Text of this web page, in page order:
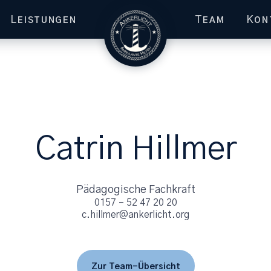
L EISTUNGEN EAM K
Catrin Hillmer
Pädagogische Fachkraft
0157 – 52 47 20 20
c.hillmer@ankerlicht.org
Zur Team-Übersicht